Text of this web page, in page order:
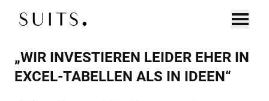
DE EN
„WIR INVESTIEREN LEIDER EHER IN
EXCEL-TABELLEN ALS IN IDEEN“